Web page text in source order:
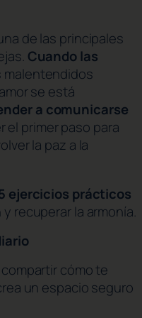
de las principales
Cuando las
malentendidos
se está
a comunicarse
el primer paso para
la paz a la
ejercicios prácticos
recuperar la armonía.
cómo te
un espacio seguro